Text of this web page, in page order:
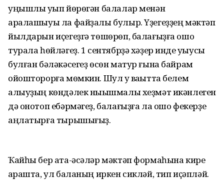
уңышлы уҡып йөрөгән балалар менән
аралашыуы ла файҙалы булыр. Үҙегеҙҙең мәктәп
йылдарын иҫегеҙгә төшөрөп, балағыҙға ошо
турала һөйләгеҙ. 1 сентябрҙә хәҙер инде уҡыусы
булған бәләкәсегеҙ өсөн матур ғына байрам
ойошторорға мөмкин. Шул уҡ ваҡытта белем
алыуҙың көндәлек ныҡышмалы хеҙмәт икәнлеген
дә онотоп ебәрмәгеҙ, балағыҙға ла ошо фекерҙе
аңлатырға тырышығыҙ.
Ҡайһы бер ата-әсәләр мәктәп формаһына кире
ҡарашта, ул баланың иркен сикләй, тип иҫәпләй.